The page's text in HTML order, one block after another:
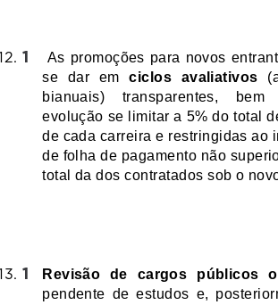
As promoções para novos
se dar em ciclos avaliativos
bianuais) transparentes,
evolução se limitar a 5% do total
de cada carreira e restringidas ao
de folha de pagamento não
total da dos contratados sob o
Revisão de cargos públicos
pendente de estudos e,